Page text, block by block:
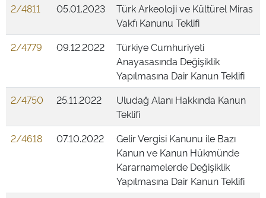
2/4811
05.01.2023
Türk Arkeoloji ve Kültürel Miras
Vakfı Kanunu Teklifi
2/4779
09.12.2022
Türkiye Cumhuriyeti
Anayasasında Değişiklik
Yapılmasına Dair Kanun Teklifi
2/4750
25.11.2022
Uludağ Alanı Hakkında Kanun
Teklifi
2/4618
07.10.2022
Gelir Vergisi Kanunu ile Bazı
Kanun ve Kanun Hükmünde
Kararnamelerde Değişiklik
Yapılmasına Dair Kanun Teklifi